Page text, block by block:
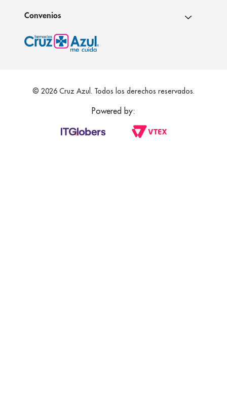
Convenios
© 2026 Cruz Azul. Todos los derechos reservados.
Powered by: